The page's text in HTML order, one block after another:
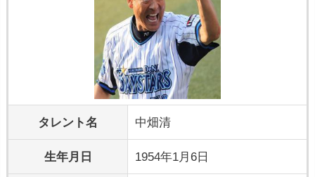
タレント名 中畑清
生年月日 1954年1月6日